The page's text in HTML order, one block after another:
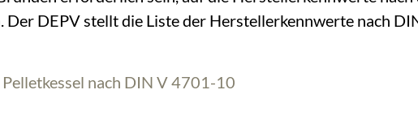
DEPV stellt die Liste der Herstellerkennwerte nach
nach DIN V 4701-10